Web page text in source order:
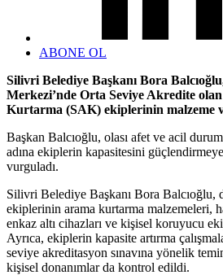
ABONE OL
Silivri Belediye Başkanı Bora
Merkezi’nde Orta Seviye Akredite
Kurtarma (SAK) ekiplerinin malzeme
Başkan Balcıoğlu, olası afet ve acil
adına ekiplerin kapasitesini
vurguladı.
Silivri Belediye Başkanı Bora Balcıoğlu,
ekiplerinin arama kurtarma malzemeleri,
enkaz altı cihazları ve kişisel koruyucu
Ayrıca, ekiplerin kapasite artırma
seviye akreditasyon sınavına yönelik
kişisel donanımlar da kontrol edildi.